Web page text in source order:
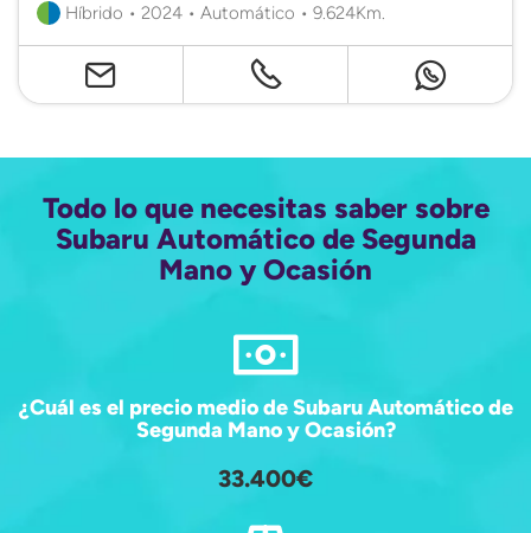
Híbrido • 2024 • Automático • 9.624Km.
Todo lo que necesitas saber sobre
Subaru Automático de Segunda
Mano y Ocasión
¿Cuál es el precio medio de Subaru Automático de
Segunda Mano y Ocasión?
33.400€